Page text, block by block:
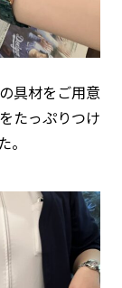
具材をご用意
たっぷりつけ